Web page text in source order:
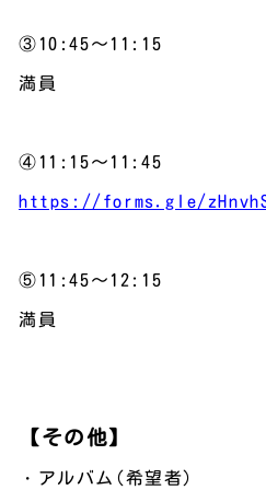
③10:45～11:15
満員
④11:15～11:45
https://forms.gle/
⑤11:45～12:15
満員
【その他】
・アルバム(希望者)